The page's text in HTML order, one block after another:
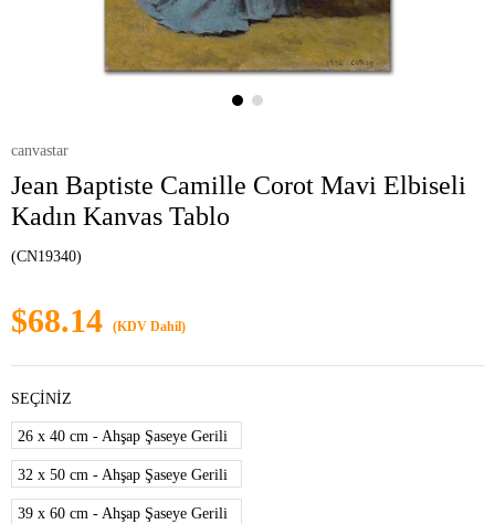
canvastar
Jean Baptiste Camille Corot Mavi Elbiseli
Kadın Kanvas Tablo
(CN19340)
$68.14 (KDV Dahil)
SEÇİNİZ
26 x 40 cm - Ahşap Şaseye Gerili
32 x 50 cm - Ahşap Şaseye Gerili
39 x 60 cm - Ahşap Şaseye Gerili